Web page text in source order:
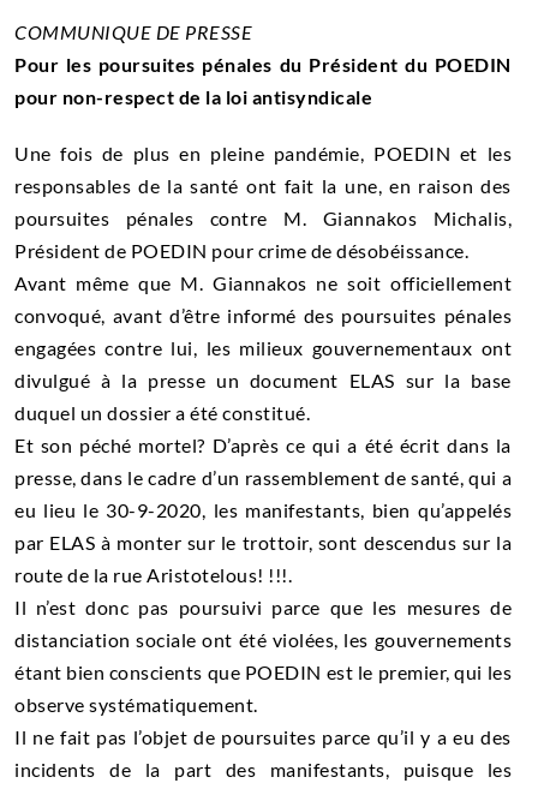
COMMUNIQUE DE PRESSE
Pour les poursuites pénales du Président du POEDIN
pour non-respect de la loi antisyndicale
Une fois de plus en pleine pandémie, POEDIN et les
responsables de la santé ont fait la une, en raison des
poursuites pénales contre M. Giannakos Michalis,
Président de POEDIN pour crime de désobéissance.
Avant même que M. Giannakos ne soit officiellement
convoqué, avant d’être informé des poursuites pénales
engagées contre lui, les milieux gouvernementaux ont
divulgué à la presse un document ELAS sur la base
duquel un dossier a été constitué.
Et son péché mortel? D’après ce qui a été écrit dans la
presse, dans le cadre d’un rassemblement de santé, qui a
eu lieu le 30-9-2020, les manifestants, bien qu’appelés
par ELAS à monter sur le trottoir, sont descendus sur la
route de la rue Aristotelous! !!!.
Il n’est donc pas poursuivi parce que les mesures de
distanciation sociale ont été violées, les gouvernements
étant bien conscients que POEDIN est le premier, qui les
observe systématiquement.
Il ne fait pas l’objet de poursuites parce qu’il y a eu des
incidents de la part des manifestants, puisque les